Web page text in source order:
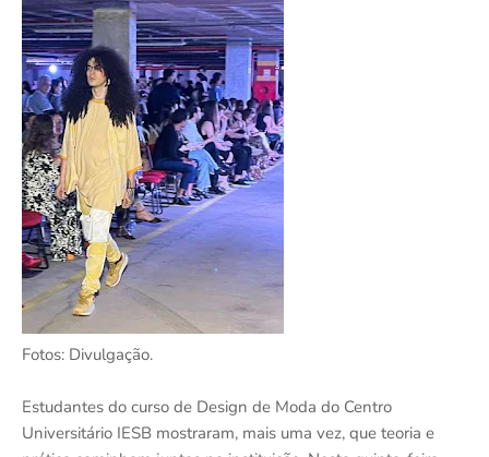
Fotos: Divulgação.
Estudantes do curso de Design de Moda do Centro
Universitário IESB mostraram, mais uma vez, que teoria e